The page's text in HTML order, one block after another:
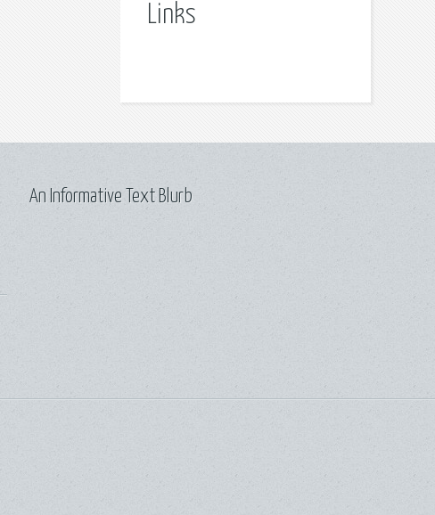
Links
An Informative Text Blurb